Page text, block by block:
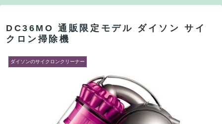
DC36MO 通販限定モデル ダイソン サイ
クロン掃除機
ダイソンのサイクロンクリーナー